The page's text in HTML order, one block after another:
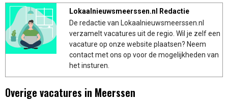
Lokaalnieuwsmeerssen.nl Redactie
De redactie van Lokaalnieuwsmeerssen.nl
verzamelt vacatures uit de regio. Wil je zelf een
vacature op onze website plaatsen? Neem
contact met ons op voor de mogelijkheden van
het insturen.
Overige vacatures in Meerssen